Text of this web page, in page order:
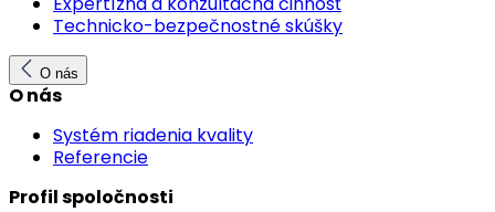
Technicko-bezpečnostné skúšky
O nás
O nás
Systém riadenia kvality
Referencie
Profil spoločnosti